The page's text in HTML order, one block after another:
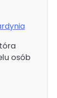
osób